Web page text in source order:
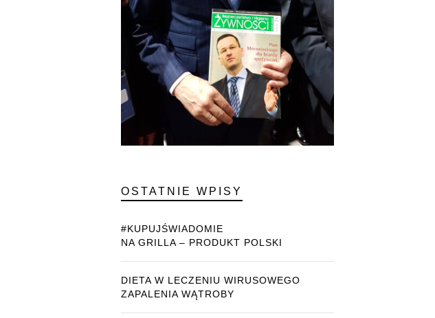
OSTATNIE WPISY
#KUPUJŚWIADOMIE
NA GRILLA – PRODUKT POLSKI
DIETA W LECZENIU WIRUSOWEGO
ZAPALENIA WĄTROBY